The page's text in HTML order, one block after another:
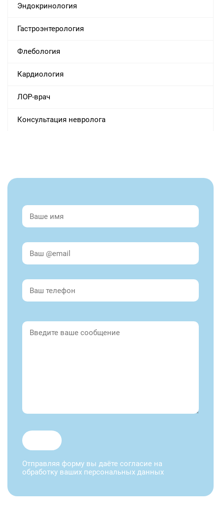
Эндокринология
Гастроэнтерология
Флебология
Кардиология
ЛОР-врач
Консультация невролога
Отправляя форму вы даёте согласие на
обработку ваших персональных данных